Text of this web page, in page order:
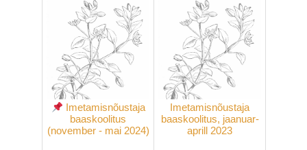
Imetamisnõustaja
baaskoolitus
(november - mai 2024)
Imetamisnõustaja
baaskoolitus, jaanuar-
aprill 2023